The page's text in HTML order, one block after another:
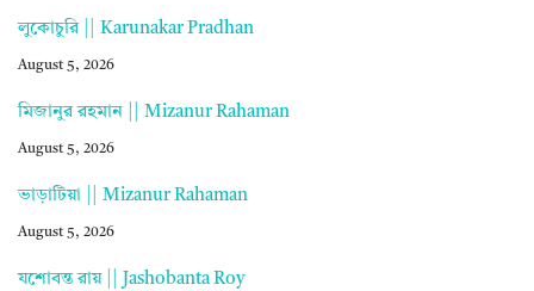
লুকোচুরি || Karunakar Pradhan
August 5, 2026
মিজানুর রহমান || Mizanur Rahaman
August 5, 2026
ভাড়াটিয়া || Mizanur Rahaman
August 5, 2026
যশোবন্ত রায় || Jashobanta Roy